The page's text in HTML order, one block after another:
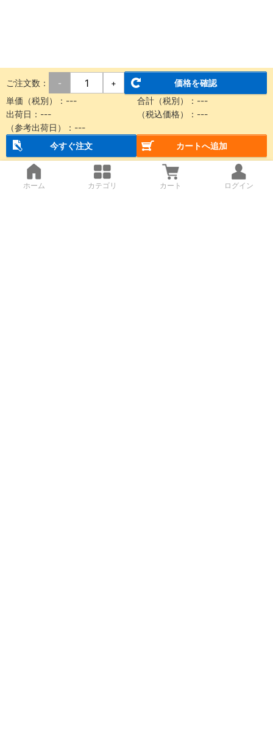
ご注文数： - +
価格を確認
単価（税別）： --- 合計（税別）： ---
出荷日： --- （税込価格）： ---
（参考出荷日）： ---
今すぐ注文
カートへ追加
ホーム カテゴリ カート ログイン